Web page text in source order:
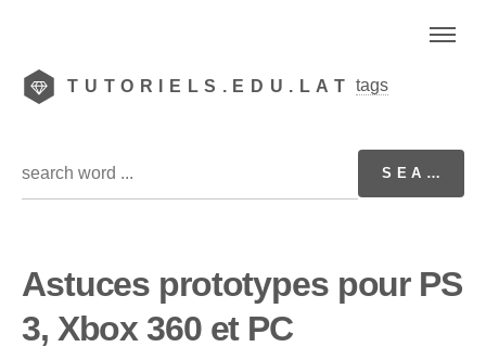
TUTORIELS.EDU.LAT tags
Astuces prototypes pour PS
3, Xbox 360 et PC